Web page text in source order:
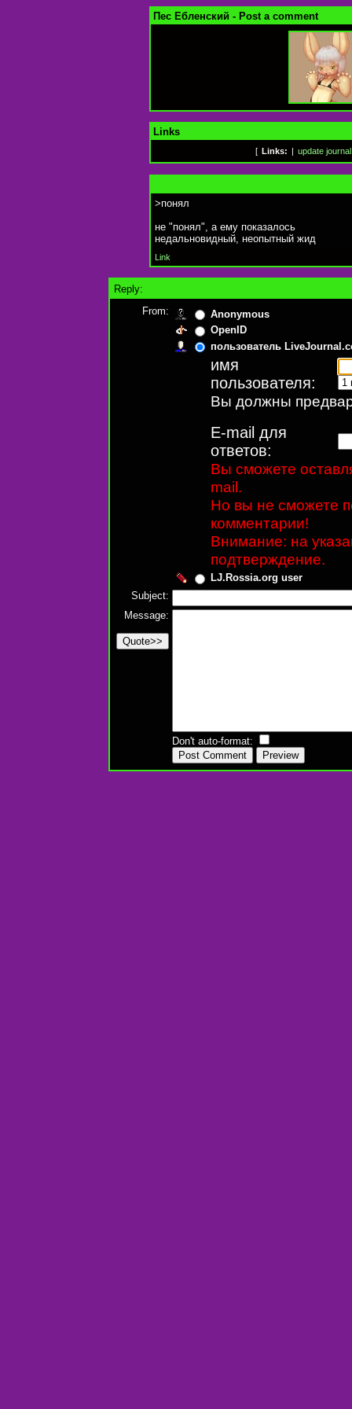
Пес Ебленский - Post a comment
Links
[ Links: update journal
>понял
не "понял", а ему показалось
недальновидный, неопытный жид
Link
Reply:
From:
Anonymous
OpenID
пользователь
имя
пользователя:
Вы должны
E-mail для
ответов:
Вы сможете
mail.
Но вы не сможете
комментарии!
Внимание: на
подтверждение.
LJ.Rossia.org user
Subject:
Message:
Don't auto-format: